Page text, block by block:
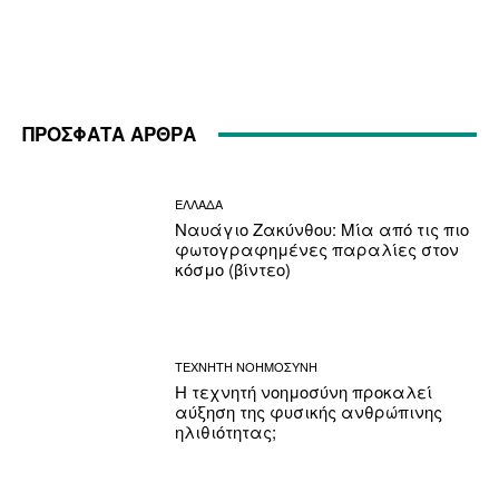
ΠΡΟΣΦΑΤΑ ΑΡΘΡΑ
ΕΛΛΑΔΑ
Ναυάγιο Ζακύνθου: Μία από τις πιο
φωτογραφημένες παραλίες στον
κόσμο (βίντεο)
ΤΕΧΝΗΤΗ ΝΟΗΜΟΣΥΝΗ
Η τεχνητή νοημοσύνη προκαλεί
αύξηση της φυσικής ανθρώπινης
ηλιθιότητας;